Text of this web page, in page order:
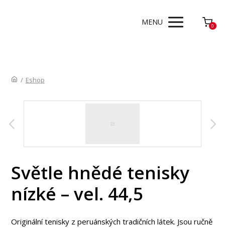
MENU 0
/ Eshop
Světle hnědé tenisky
nízké – vel. 44,5
Originální tenisky z peruánských tradičních látek. Jsou ručně